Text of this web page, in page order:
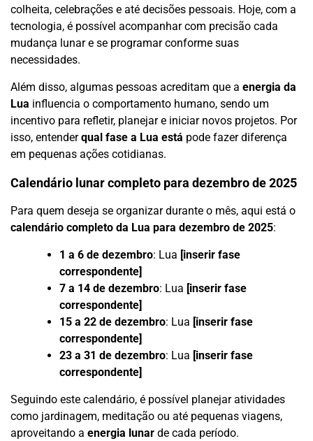
colheita, celebrações e até decisões pessoais. Hoje, com a
tecnologia, é possível acompanhar com precisão cada
mudança lunar e se programar conforme suas
necessidades.
Além disso, algumas pessoas acreditam que a energia da
Lua influencia o comportamento humano, sendo um
incentivo para refletir, planejar e iniciar novos projetos. Por
isso, entenderqual fase a Lua está pode fazer diferença
em pequenas ações cotidianas.
Calendário lunar completo para dezembro de 2025
Para quem deseja se organizar durante o mês, aqui está o
calendário completo da Lua para dezembro de 2025:
1 a 6 de dezembro: Lua [inserir fase
correspondente]
7 a 14 de dezembro: Lua [inserir fase
correspondente]
15 a 22 de dezembro: Lua [inserir fase
correspondente]
23 a 31 de dezembro: Lua [inserir fase
correspondente]
Seguindo este calendário, é possível planejar atividades
como jardinagem, meditação ou até pequenas viagens,
aproveitando a energia lunar de cada período.